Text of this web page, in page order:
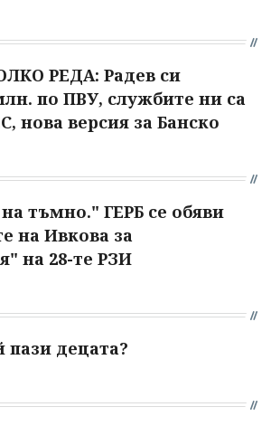
РЕДА: Радев си
по ПВУ, службите ни са
нова версия за Банско
тъмно." ГЕРБ се обяви
на Ивкова за
на 28-те РЗИ
пази децата?